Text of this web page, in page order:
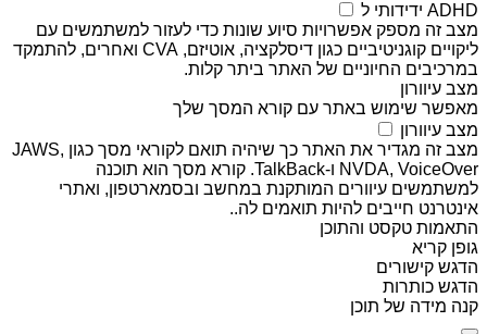
ADHD ידידותי ל
מצב זה מספק אפשרויות סיוע שונות כדי לעזור למשתמשים עם
ליקויים קוגניטיביים כגון דיסלקציה, אוטיזם, CVA ואחרים, להתמקד
במרכיבים החיוניים של האתר ביתר קלות.
מצב עיוורון
מאפשר שימוש באתר עם קורא המסך שלך
מצב עיוורון
מצב זה מגדיר את האתר כך שיהיה תואם לקוראי מסך כגון JAWS,
NVDA, VoiceOver ו-TalkBack. קורא מסך הוא תוכנה
למשתמשים עיוורים המותקנת במחשב ובסמארטפון, ואתרי
אינטרנט חייבים להיות תואמים לה..
התאמות טקסט והתוכן
גופן קריא
הדגש קישורים
הדגש כותרות
קנה מידה של תוכן